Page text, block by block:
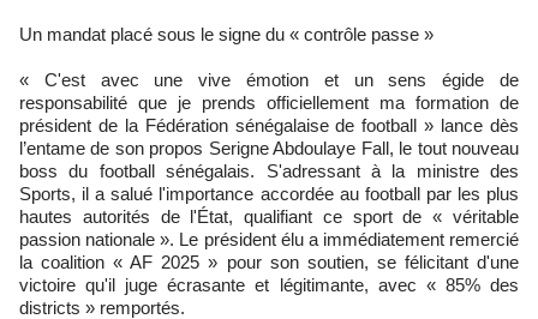
Un mandat placé sous le signe du « contrôle passe »
« C'est avec une vive émotion et un sens égide de
responsabilité que je prends officiellement ma formation de
président de la Fédération sénégalaise de football » lance dès
l’entame de son propos Serigne Abdoulaye Fall, le tout nouveau
boss du football sénégalais. S'adressant à la ministre des
Sports, il a salué l'importance accordée au football par les plus
hautes autorités de l'État, qualifiant ce sport de « véritable
passion nationale ». Le président élu a immédiatement remercié
la coalition « AF 2025 » pour son soutien, se félicitant d'une
victoire qu'il juge écrasante et légitimante, avec « 85% des
districts » remportés.